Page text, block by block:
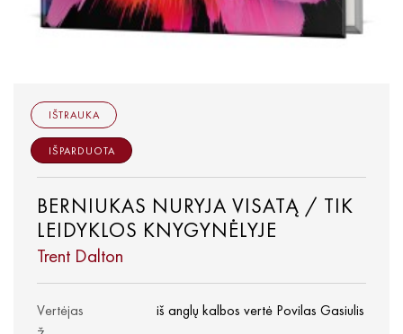
BERNIUKAS NURYJA VISATĄ / TIK
LEIDYKLOS KNYGYNĖLYJE
Trent Dalton
Vertėjas
iš anglų kalbos vertė Povilas Gasiulis
IŠTRAUKA
IŠPARDUOTA